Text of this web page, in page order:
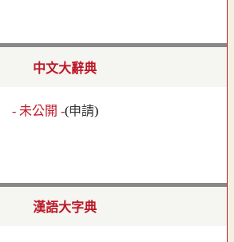
中文大辭典
- 未公開 -(申請)
漢語大字典